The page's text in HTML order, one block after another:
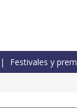
Festivales y